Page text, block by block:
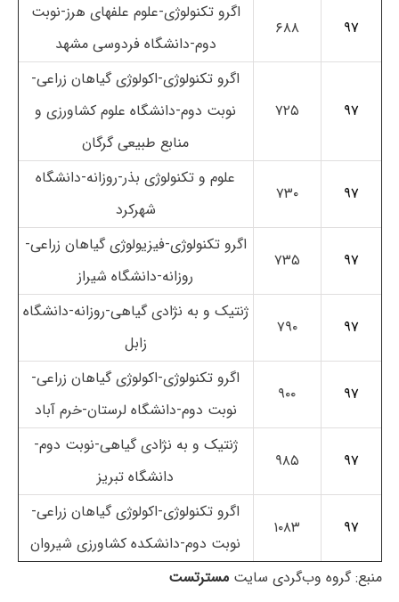
۹۷ ۶۸۸
اگرو تکنولوژی-علوم علفهای هرز-نوبت
دوم-دانشگاه فردوسی مشهد
۹۷ ۷۲۵
اگرو تکنولوژی-اکولوژی گیاهان زراعی-
نوبت دوم-دانشگاه علوم کشاورزی و
منابع طبیعی گرگان
۹۷ ۷۳۰
علوم و تکنولوژی بذر-روزانه-دانشگاه
شهرکرد
۹۷ ۷۳۵
اگرو تکنولوژی-فیزیولوژی گیاهان زراعی-
روزانه-دانشگاه شیراز
۹۷ ۷۹۰
ژنتیک و به نژادی گیاهی-روزانه-دانشگاه
زابل
۹۷ ۹۰۰
اگرو تکنولوژی-اکولوژی گیاهان زراعی-
نوبت دوم-دانشگاه لرستان-خرم آباد
۹۷ ۹۸۵
ژنتیک و به نژادی گیاهی-نوبت دوم-
دانشگاه تبریز
۹۷ ۱۰۸۳
اگرو تکنولوژی-اکولوژی گیاهان زراعی-
نوبت دوم-دانشکده کشاورزی شیروان
منبع: گروه وب‌گردی سایتمسترتست